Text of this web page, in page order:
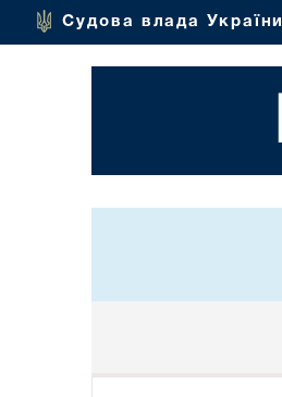
Судова влада України